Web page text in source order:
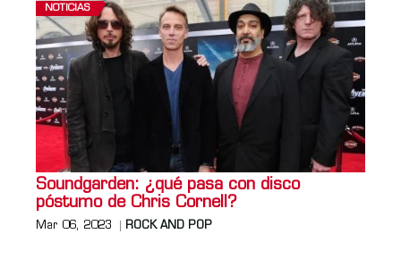
NOTICIAS
Soundgarden: ¿qué pasa con disco
póstumo de Chris Cornell?
Mar 06, 2023 ROCK AND POP